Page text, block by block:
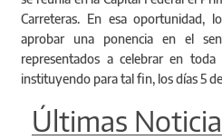
Carreteras. En esa oportunidad,
aprobar una ponencia en el
representados a celebrar en
instituyendo para tal fin, los días 5
Últimas